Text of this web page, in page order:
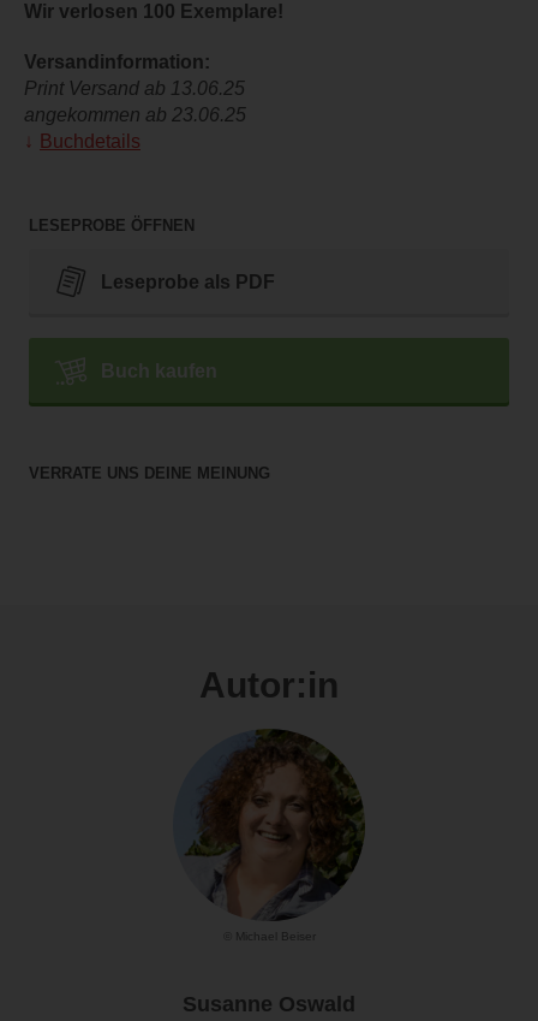
Wir verlosen 100 Exemplare!
Versandinformation:
Print Versand ab 13.06.25
angekommen ab 23.06.25
Buchdetails
LESEPROBE ÖFFNEN
Leseprobe als PDF
Buch kaufen
VERRATE UNS DEINE MEINUNG
Autor:in
© Michael Beiser
Susanne Oswald